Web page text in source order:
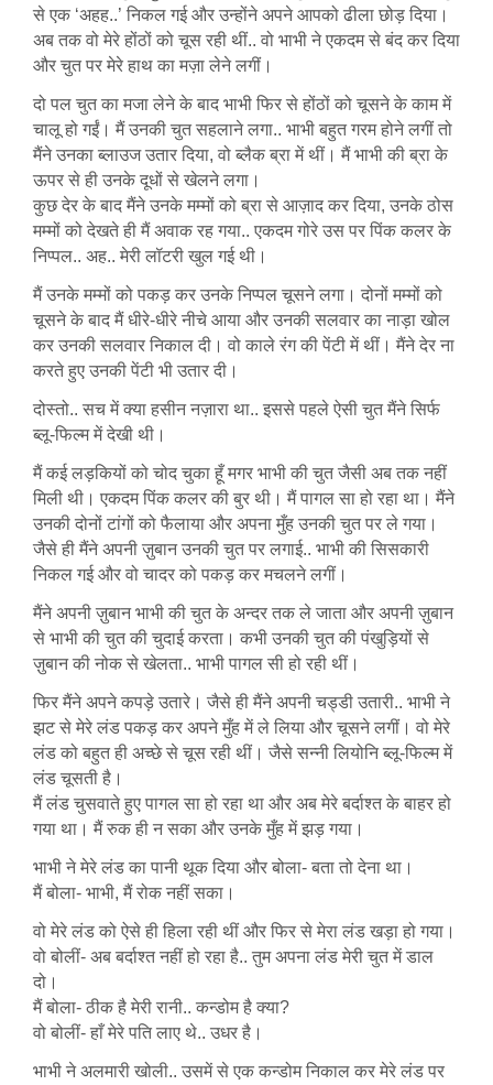
से एक ‘अहह..’ निकल गई और उन्होंने अपने आपको ढीला छोड़ दिया।
अब तक वो मेरे होंठों को चूस रही थीं.. वो भाभी ने एकदम से बंद कर दिया
और चुत पर मेरे हाथ का मज़ा लेने लगीं।
दो पल चुत का मजा लेने के बाद भाभी फिर से होंठों को चूसने के काम में
चालू हो गईं। मैं उनकी चुत सहलाने लगा.. भाभी बहुत गरम होने लगीं तो
मैंने उनका ब्लाउज उतार दिया, वो ब्लैक ब्रा में थीं। मैं भाभी की ब्रा के
ऊपर से ही उनके दूधों से खेलने लगा।
कुछ देर के बाद मैंने उनके मम्मों को ब्रा से आज़ाद कर दिया, उनके ठोस
मम्मों को देखते ही मैं अवाक रह गया.. एकदम गोरे उस पर पिंक कलर के
निप्पल.. अह.. मेरी लॉटरी खुल गई थी।
मैं उनके मम्मों को पकड़ कर उनके निप्पल चूसने लगा। दोनों मम्मों को
चूसने के बाद मैं धीरे-धीरे नीचे आया और उनकी सलवार का नाड़ा खोल
कर उनकी सलवार निकाल दी। वो काले रंग की पेंटी में थीं। मैंने देर ना
करते हुए उनकी पेंटी भी उतार दी।
दोस्तो.. सच में क्या हसीन नज़ारा था.. इससे पहले ऐसी चुत मैंने सिर्फ
ब्लू-फिल्म में देखी थी।
मैं कई लड़कियों को चोद चुका हूँ मगर भाभी की चुत जैसी अब तक नहीं
मिली थी। एकदम पिंक कलर की बुर थी। मैं पागल सा हो रहा था। मैंने
उनकी दोनों टांगों को फैलाया और अपना मुँह उनकी चुत पर ले गया।
जैसे ही मैंने अपनी ज़ुबान उनकी चुत पर लगाई.. भाभी की सिसकारी
निकल गई और वो चादर को पकड़ कर मचलने लगीं।
मैंने अपनी ज़ुबान भाभी की चुत के अन्दर तक ले जाता और अपनी ज़ुबान
से भाभी की चुत की चुदाई करता। कभी उनकी चुत की पंखुड़ियों से
ज़ुबान की नोक से खेलता.. भाभी पागल सी हो रही थीं।
फिर मैंने अपने कपड़े उतारे। जैसे ही मैंने अपनी चड्डी उतारी.. भाभी ने
झट से मेरे लंड पकड़ कर अपने मुँह में ले लिया और चूसने लगीं। वो मेरे
लंड को बहुत ही अच्छे से चूस रही थीं। जैसे सन्नी लियोनि ब्लू-फिल्म में
लंड चूसती है।
मैं लंड चुसवाते हुए पागल सा हो रहा था और अब मेरे बर्दाश्त के बाहर हो
गया था। मैं रुक ही न सका और उनके मुँह में झड़ गया।
भाभी ने मेरे लंड का पानी थूक दिया और बोला- बता तो देना था।
मैं बोला- भाभी, मैं रोक नहीं सका।
वो मेरे लंड को ऐसे ही हिला रही थीं और फिर से मेरा लंड खड़ा हो गया।
वो बोलीं- अब बर्दाश्त नहीं हो रहा है.. तुम अपना लंड मेरी चुत में डाल
दो।
मैं बोला- ठीक है मेरी रानी.. कन्डोम है क्या?
वो बोलीं- हाँ मेरे पति लाए थे.. उधर है।
भाभी ने अलमारी खोली.. उसमें से एक कन्डोम निकाल कर मेरे लंड पर